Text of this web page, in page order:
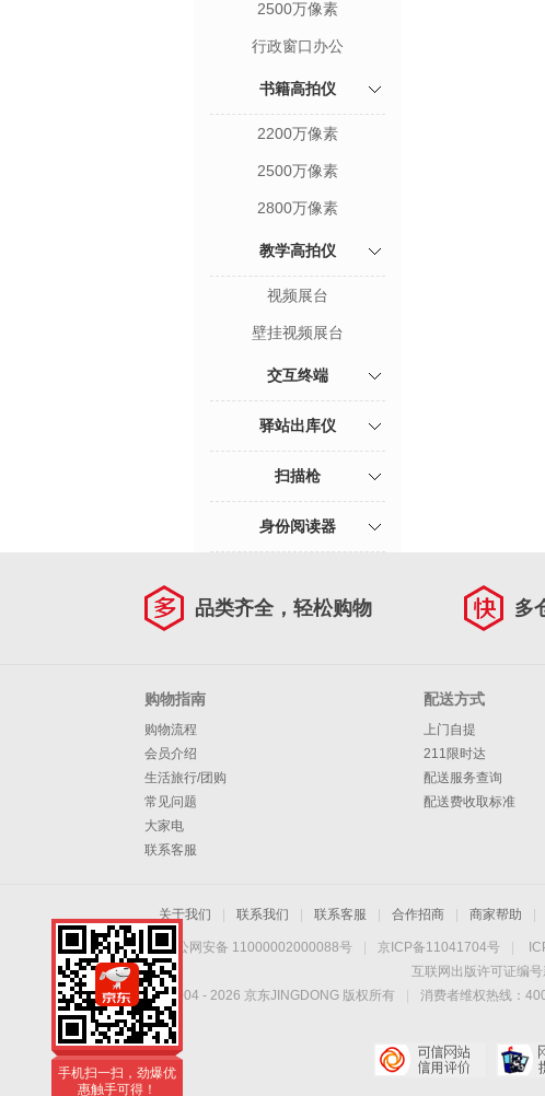
2500万像素
行政窗口办公
书籍高拍仪
2200万像素
2500万像素
2800万像素
教学高拍仪
视频展台
壁挂视频展台
交互终端
驿站出库仪
扫描枪
身份阅读器
品类齐全，轻松购物 多
购物指南
购物流程
会员介绍
生活旅行/团购
常见问题
大家电
联系客服
配送方式
上门自提
211限时达
配送服务查询
配送费收取标准
关于我们 联系我们 联系客服 合作招商 商家帮助
京公网安备 11000002000088号 京ICP备11041704号
互联网出版许可证编
Copyright © 2004 - 2026 京东JINGDONG 版权所有 消费者维权热线：
手机扫一扫，劲爆优
惠触手可得！
手机扫一扫，劲爆优
惠触手可得！